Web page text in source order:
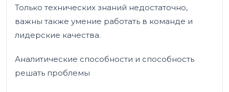
Только технических знаний недостаточно,
важны также умение работать в команде и
лидерские качества.
Аналитические способности и способность
решать проблемы